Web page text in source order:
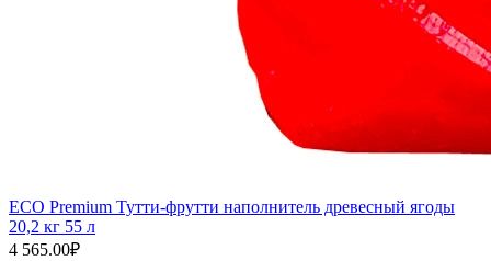
ECO Premium Тутти-фрутти наполнитель древесный ягоды
20,2 кг 55 л
4 565.00₽